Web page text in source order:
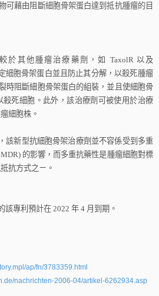
可藉由阻斷細胞骨架蛋白達到抵抗腫瘤的目
其他腫瘤治療藥劑，如 TaxolR 以及
細胞骨架蛋白並且防止其分解，以殺死腫瘤
時阻斷細胞骨架蛋白的組裝，並且使細胞骨
死細胞。此外，該治療劑可被使用於治療
細胞株。
該新型抗細胞骨架治療劑並不容係受到多重
的影響，而多重抗藥性是腫瘤細胞對標
抗方式之ㄧ。
該專利預計在 2022 年 4 月到期。
ap/fn/3783359.html
nachrichten-2006-04/artikel-6262934.asp